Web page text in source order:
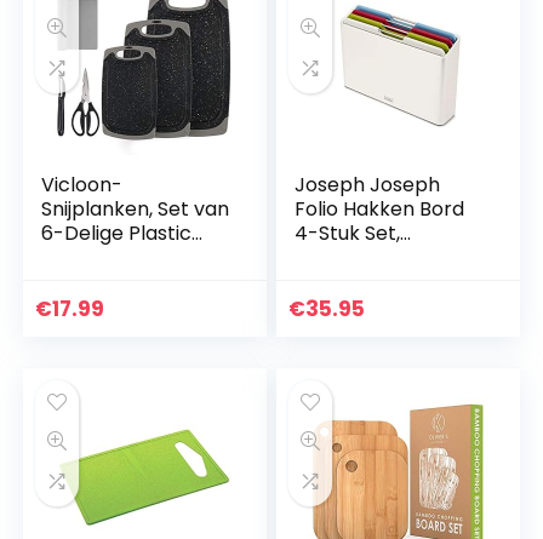
Vicloon-
Snijplanken, Set van
6-Delige Plastic
Groenteschillers en
€17.99
Joseph Joseph
Folio Hakken Bord
4-Stuk Set,
€35.95